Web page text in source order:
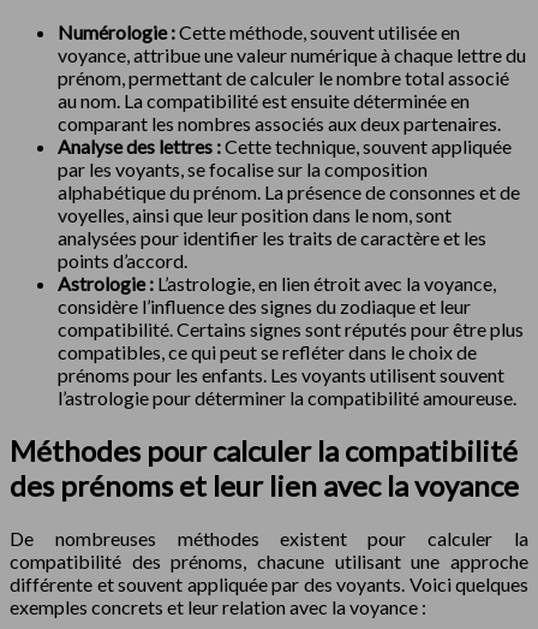
Numérologie :Cette méthode, souvent utilisée en
voyance, attribue une valeur numérique à chaque lettre du
prénom, permettant de calculer le nombre total associé
au nom. La compatibilité est ensuite déterminée en
comparant les nombres associés aux deux partenaires.
Analyse des lettres :Cette technique, souvent appliquée
par les voyants, se focalise sur la composition
alphabétique du prénom. La présence de consonnes et de
voyelles, ainsi que leur position dans le nom, sont
analysées pour identifier les traits de caractère et les
points d’accord.
Astrologie : L’astrologie, en lien étroit avec la voyance,
considère l’influence des signes du zodiaque et leur
compatibilité. Certains signes sont réputés pour être plus
compatibles, ce qui peut se refléter dans le choix de
prénoms pour les enfants. Les voyants utilisent souvent
l’astrologie pour déterminer la compatibilité amoureuse.
Méthodes pour calculer la compatibilité
des prénoms et leur lien avec la voyance
De nombreuses méthodes existent pour calculer la
compatibilité des prénoms, chacune utilisant une approche
différente et souvent appliquée par des voyants. Voici quelques
exemples concrets et leur relation avec la voyance :